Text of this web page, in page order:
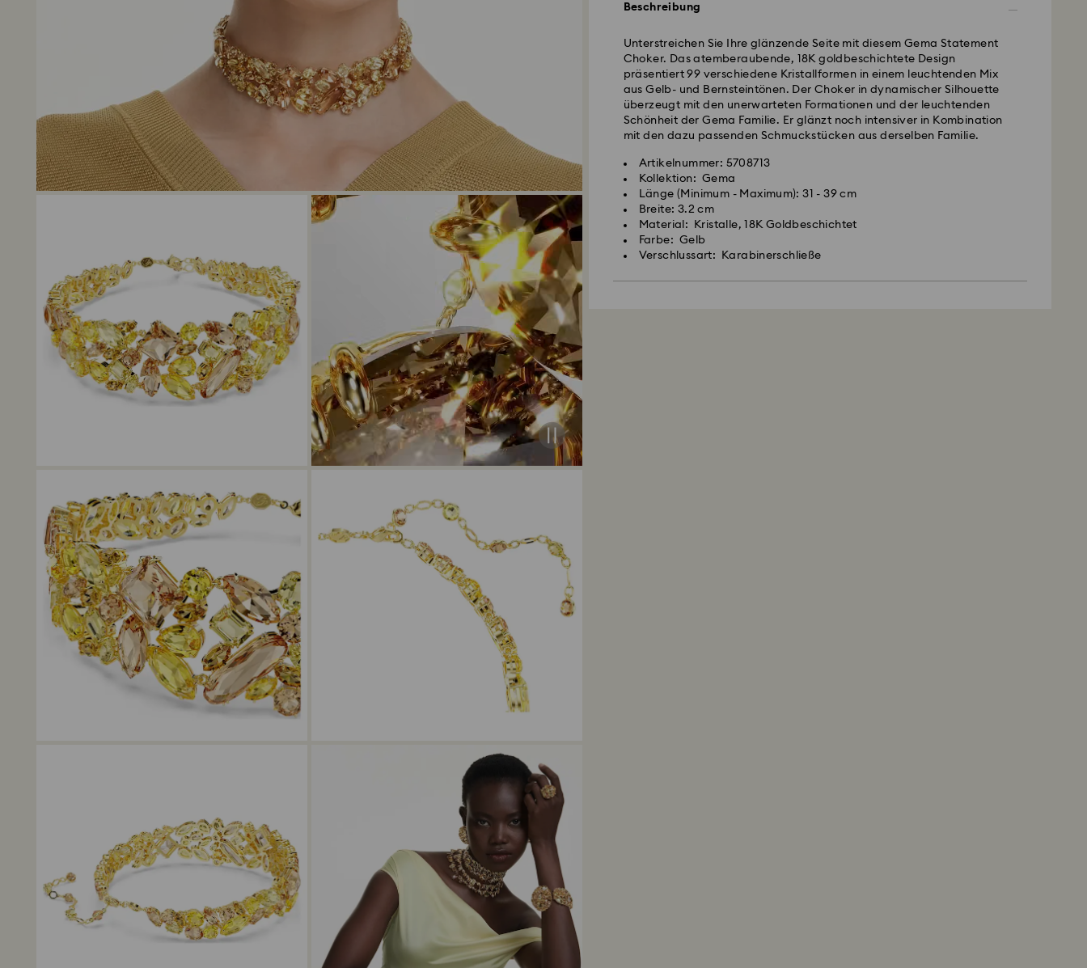
Beschreibung
Unterstreichen Sie Ihre glänzende Seite mit diesem Gema Statement
Choker. Das atemberaubende, 18K goldbeschichtete Design
präsentiert 99 verschiedene Kristallformen in einem leuchtenden Mix
aus Gelb- und Bernsteintönen. Der Choker in dynamischer Silhouette
überzeugt mit den unerwarteten Formationen und der leuchtenden
Schönheit der Gema Familie. Er glänzt noch intensiver in Kombination
mit den dazu passenden Schmuckstücken aus derselben Familie.
Artikelnummer: 5708713
Kollektion: Gema
Länge (Minimum - Maximum): 31 - 39 cm
Breite: 3.2 cm
Material: Kristalle, 18K Goldbeschichtet
Farbe: Gelb
Verschlussart: Karabinerschließe